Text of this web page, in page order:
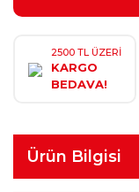
2500 TL ÜZERİ
KARGO
BEDAVA!
Ürün Bilgisi